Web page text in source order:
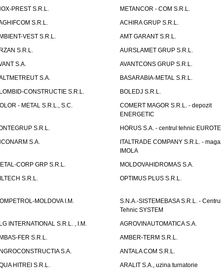
PREST S.R.L.
METANCOR - COM S.R.L.
S.R.L.
ACHIRA GRUP S.R.L.
VEST S.R.L.
AMT GARANT S.R.L.
S.R.L.
AURSLAMET GRUP S.R.L.
S.A.
AVANTCONS GRUP S.R.L.
S.A.
BASARABIA-METAL S.R.L.
CONSTRUCTIE S.R.L.
BOLEDJ S.R.L.
- METAL S.R.L., S.C.
COMERT MAGOR S.R.L. - depozit
ENERGETIC
S.R.L.
HORUS S.A. - centrul tehnic
S.A.
ITALTRADE COMPANY S.R.L. -
IMOLA
CORP GRP S.R.L.
MOLDOVAHIDROMAS S.A.
S.R.L.
OPTIMUS PLUS S.R.L.
MOLDOVA I.M.
S.N.A.-SISTEMEBASA S.R.L. -
Tehnic SYSTEM
INTERNATIONAL S.R.L. , I.M.
AGROVINAUTOMATICA S.A.
FER S.R.L.
AMBER-TERM S.R.L.
S.A.
ANTALA COM S.R.L.
HITREI S.R.L.
ARALIT S.A., uzina turnatorie